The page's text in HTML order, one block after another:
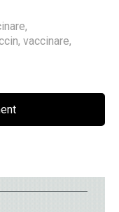
,
, vaccinare,